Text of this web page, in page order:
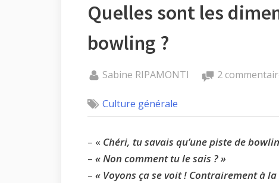
Quelles sont les
bowling ?
on
mars
By
Sabine RIPAMONTI 2
Culture générale
– « Chéri, tu savais qu’une piste de
– « Non comment tu le sais ? »
– « Voyons ça se voit ! Contrairement à